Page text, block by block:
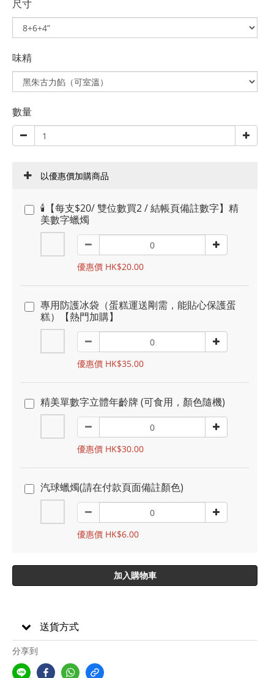
尺寸
味精
數量
以優惠價加購商品
🕯️【每支$20/ 雙位數買2 / 結帳頁備註數字】精
美數字蠟燭
優惠價 HK$20.00
專用防護冰袋（蛋糕運送剛需，能貼心保護蛋
糕）【熱門加購】
優惠價 HK$35.00
精美單數字立體年齡牌 (可食用，顏色隨機)
優惠價 HK$30.00
汽球蠟燭(請在付款頁面備註顏色)
優惠價 HK$6.00
加入購物車
送貨方式
分享到